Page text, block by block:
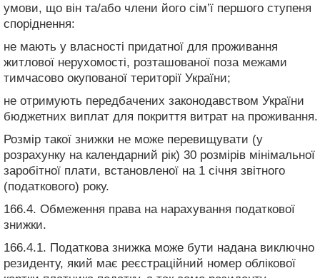
умови, що він та/або члени його сім’ї першого ступеня
споріднення:
не мають у власності придатної для проживання
житлової нерухомості, розташованої поза межами
тимчасово окупованої території України;
не отримують передбачених законодавством України
бюджетних виплат для покриття витрат на проживання.
Розмір такої знижки не може перевищувати (у
розрахунку на календарний рік) 30 розмірів мінімальної
заробітної плати, встановленої на 1 січня звітного
(податкового) року.
166.4. Обмеження права на нарахування податкової
знижки.
166.4.1. Податкова знижка може бути надана виключно
резиденту, який має реєстраційний номер облікової